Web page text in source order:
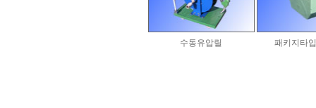
수동유압릴 패키지타